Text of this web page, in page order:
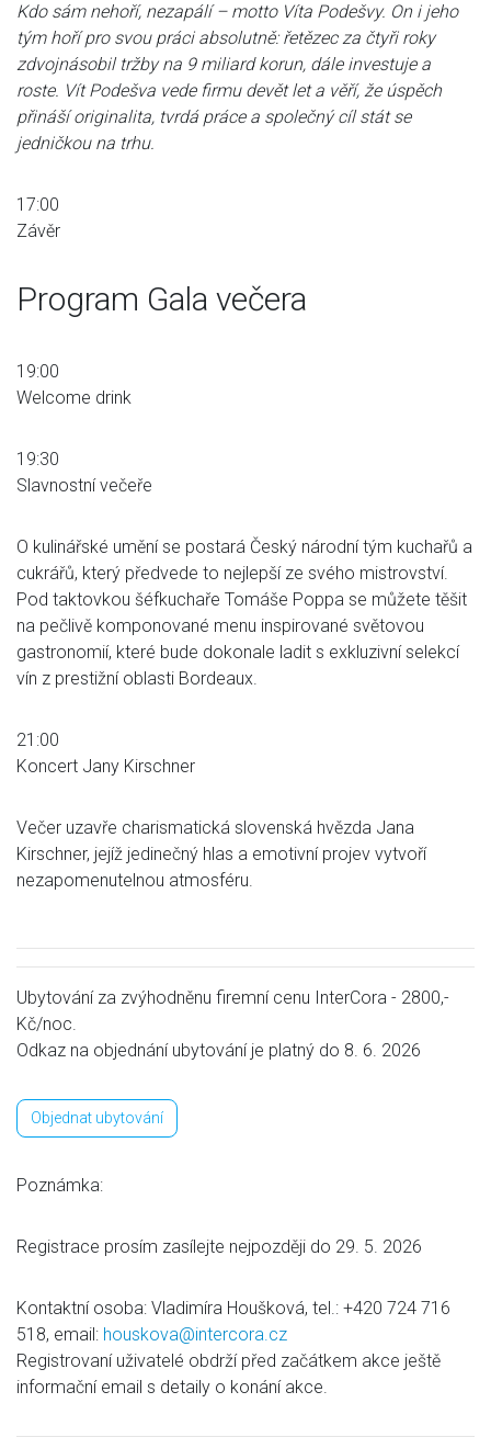
Kdo sám nehoří, nezapálí – motto Víta Podešvy. On i jeho
tým hoří pro svou práci absolutně: řetězec za čtyři roky
zdvojnásobil tržby na 9 miliard korun, dále investuje a
roste. Vít Podešva vede firmu devět let a věří, že úspěch
přináší originalita, tvrdá práce a společný cíl stát se
jedničkou na trhu.
17:00
Závěr
Program Gala večera
19:00
Welcome drink
19:30
Slavnostní večeře
O kulinářské umění se postará Český národní tým kuchařů a
cukrářů, který předvede to nejlepší ze svého mistrovství.
Pod taktovkou šéfkuchaře Tomáše Poppa se můžete těšit
na pečlivě komponované menu inspirované světovou
gastronomií, které bude dokonale ladit s exkluzivní selekcí
vín z prestižní oblasti Bordeaux.
21:00
Koncert Jany Kirschner
Večer uzavře charismatická slovenská hvězda Jana
Kirschner, jejíž jedinečný hlas a emotivní projev vytvoří
nezapomenutelnou atmosféru.
Ubytování za zvýhodněnu firemní cenu InterCora - 2800,-
Kč/noc.
Odkaz na objednání ubytování je platný do 8. 6. 2026
Objednat ubytování
Poznámka:
Registrace prosím zasílejte nejpozději do 29. 5. 2026
Kontaktní osoba: Vladimíra Houšková, tel.: +420 724 716
518, email: houskova@intercora.cz
Registrovaní uživatelé obdrží před začátkem akce ještě
informační email s detaily o konání akce.